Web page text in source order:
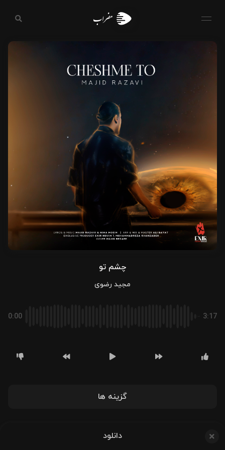
مضراب
چشم تو
مجید رضوی
0:00 3:17
گزینه ها
دانلود